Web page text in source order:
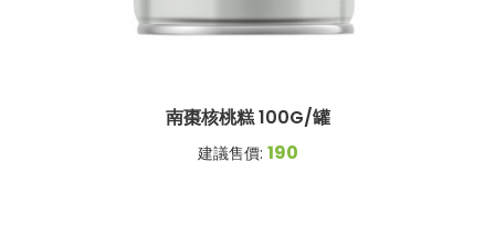
南棗核桃糕 100G/罐
建議售價: 190